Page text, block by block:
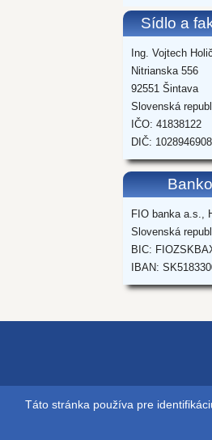
Sídlo a
Ing. Vojtech
Nitrianska 556
92551 Šintava
Slovenská
IČO: 41838122
DIČ: 1028946908
FIO banka a.s.,
Slovenská
BIC:
IBAN:
Táto stránka používa pre